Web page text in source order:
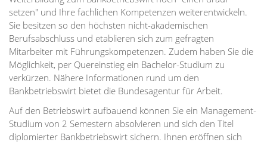
setzen" und Ihre fachlichen Kompetenzen weiterentwickeln.
Sie besitzen so den höchsten nicht-akademischen
Berufsabschluss und etablieren sich zum gefragten
Mitarbeiter mit Führungskompetenzen. Zudem haben Sie die
Möglichkeit, per Quereinstieg ein Bachelor-Studium zu
verkürzen. Nähere Informationen rund um den
Bankbetriebswirt bietet die Bundesagentur für Arbeit.
Auf den Betriebswirt aufbauend können Sie ein Management-
Studium von 2 Semestern absolvieren und sich den Titel
diplomierter Bankbetriebswirt sichern. Ihnen eröffnen sich